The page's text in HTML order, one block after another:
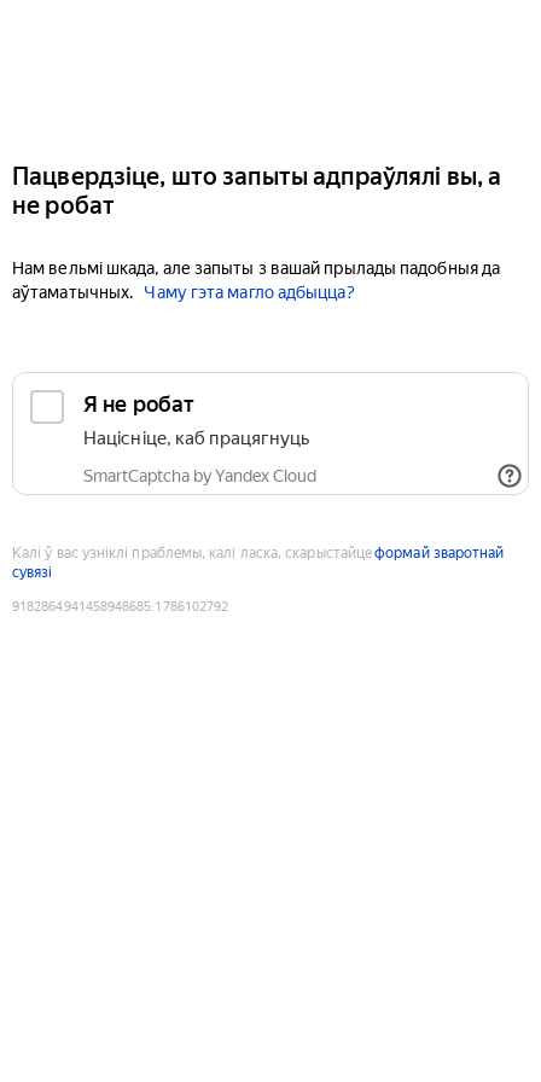
Пацвердзіце, што запыты адпраўлялі вы, а
не робат
Нам вельмі шкада, але запыты з вашай прылады падобныя да
аўтаматычных.
Чаму гэта магло адбыцца?
Я не робат
Націсніце, каб працягнуць
SmartCaptcha by Yandex Cloud
Калі ў вас узніклі праблемы, калі ласка, скарыстайцеформай зваротнай
сувязі
9182864941458948685:1786102792